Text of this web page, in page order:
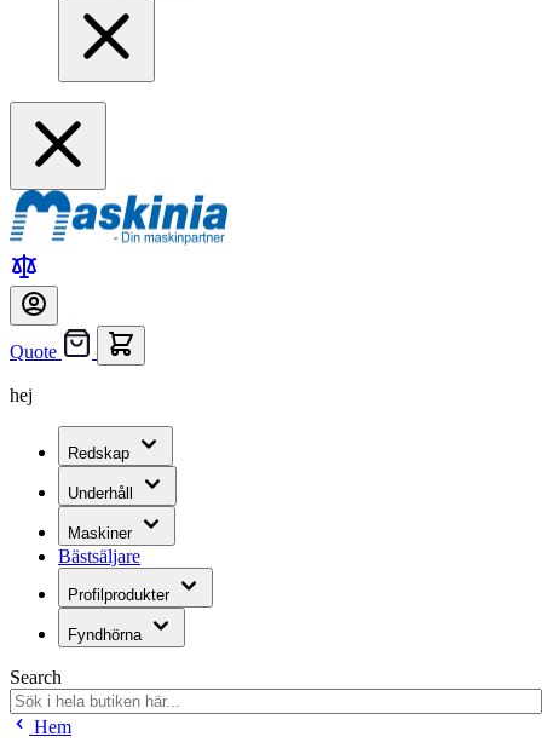
Quote
hej
Redskap
Underhåll
Maskiner
Bästsäljare
Profilprodukter
Fyndhörna
Search
Hem